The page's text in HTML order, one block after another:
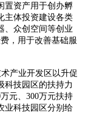
置资产用于创办孵
主体投资建设各类
、众创空间等创业
，用于改善基础服
产业开发区以升促
科技园区的扶持力
元、300万元扶持
业科技园区分别给